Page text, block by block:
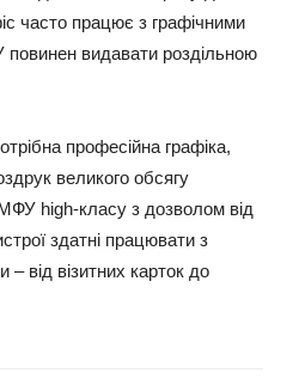
часто працює з графічними
видавати роздільною
професійна графіка,
великого обсягу
high-класу з дозволом від
здатні працювати з
від візитних карток до